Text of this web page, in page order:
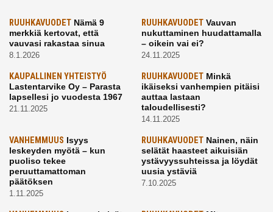
RUUHKAVUODET Nämä 9
merkkiä kertovat, että
vauvasi rakastaa sinua
8.1.2026
RUUHKAVUODETVauvan
nukuttaminen huudattamalla
– oikein vai ei?
24.11.2025
KAUPALLINEN YHTEISTYÖ
Lastentarvike Oy – Parasta
lapsellesi jo vuodesta 1967
21.11.2025
RUUHKAVUODETMinkä
ikäiseksi vanhempien pitäisi
auttaa lastaan
taloudellisesti?
14.11.2025
VANHEMMUUS Isyys
leskeyden myötä – kun
puoliso tekee
peruuttamattoman
päätöksen
1.11.2025
RUUHKAVUODETNainen, näin
selätät haasteet aikuisiän
ystävyyssuhteissa ja löydät
uusia ystäviä
7.10.2025